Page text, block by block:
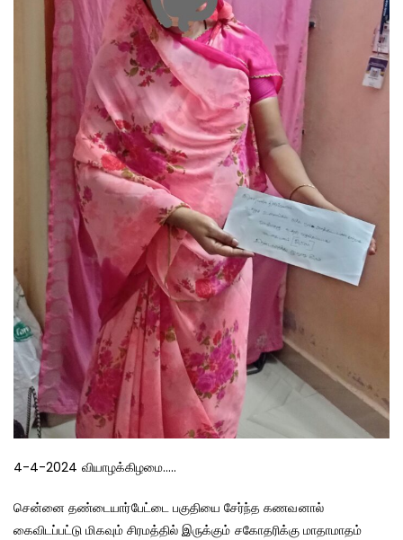
4-4-2024 வியாழக்கிழமை…..
சென்னை தண்டையார்பேட்டை பகுதியை சேர்ந்த கணவனால்
கைவிடப்பட்டு மிகவும் சிரமத்தில் இருக்கும் சகோதரிக்கு மாதாமாதம்